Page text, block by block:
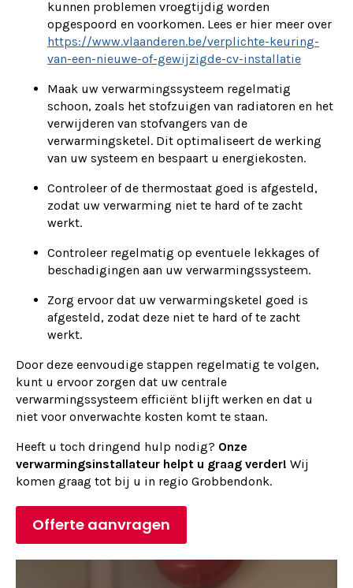
kunnen problemen vroegtijdig worden
opgespoord en voorkomen. Lees er hier meer over
https://www.vlaanderen.be/verplichte-keuring-
van-een-nieuwe-of-gewijzigde-cv-installatie
Maak uw verwarmingssysteem regelmatig
schoon, zoals het stofzuigen van radiatoren en het
verwijderen van stofvangers van de
verwarmingsketel. Dit optimaliseert de werking
van uw systeem en bespaart u energiekosten.
Controleer of de thermostaat goed is afgesteld,
zodat uw verwarming niet te hard of te zacht
werkt.
Controleer regelmatig op eventuele lekkages of
beschadigingen aan uw verwarmingssysteem.
Zorg ervoor dat uw verwarmingsketel goed is
afgesteld, zodat deze niet te hard of te zacht
werkt.
Door deze eenvoudige stappen regelmatig te volgen,
kunt u ervoor zorgen dat uw centrale
verwarmingssysteem efficiënt blijft werken en dat u
niet voor onverwachte kosten komt te staan.
Heeft u toch dringend hulp nodig? Onze
verwarmingsinstallateur helpt u graag verder! Wij
komen graag tot bij u in regio Grobbendonk.
Offerte aanvragen